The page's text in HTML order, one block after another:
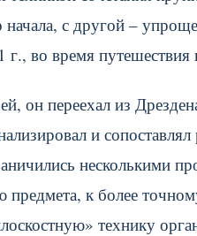
начала, с другой –
г., во время
он переехал из
и
несколькими
предмета, к более
технику